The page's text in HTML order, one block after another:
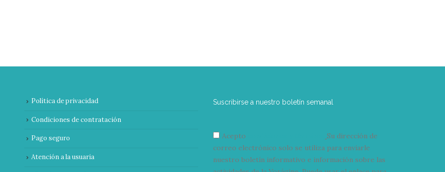
Política de privacidad
Condiciones de contratación
Pago seguro
Atención a la usuaria
Suscribirse a nuestro boletín semanal
Acepto
Su dirección de
correo electrónico solo se utiliza para enviarle
nuestro boletín informativo e información sobre las